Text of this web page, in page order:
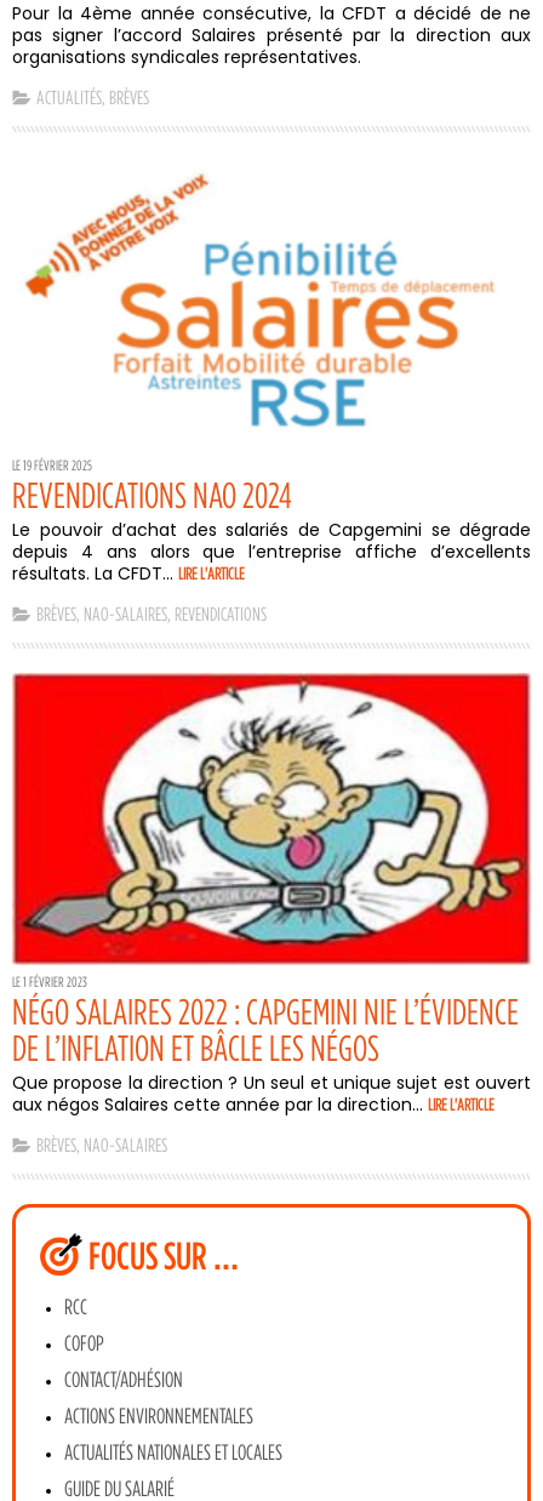
Pour la 4ème année consécutive, la CFDT a décidé de ne
pas signer l’accord Salaires présenté par la direction aux
organisations syndicales représentatives.
ACTUALITÉS, BRÈVES
LE 19 FÉVRIER 2025
REVENDICATIONS NAO 2024
Le pouvoir d’achat des salariés de Capgemini se dégrade
depuis 4 ans alors que l’entreprise affiche d’excellents
résultats. La CFDT... LIRE L'ARTICLE
BRÈVES NAO-SALAIRES REVENDICATIONS
LE 1 FÉVRIER 2023
NÉGO SALAIRES 2022 : CAPGEMINI NIE L’ÉVIDENCE
DE L’INFLATION ET BÂCLE LES NÉGOS
Que propose la direction ? Un seul et unique sujet est ouvert
aux négos Salaires cette année par la direction... LIRE L'ARTICLE
BRÈVES NAO-SALAIRES
FOCUS SUR …
RCC
COFOP
CONTACT/ADHÉSION
ACTIONS ENVIRONNEMENTALES
ACTUALITÉS NATIONALES ET LOCALES
GUIDE DU SALARIÉ